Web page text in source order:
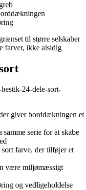
til større selskaber
farver, ikke alsidig
24-dele-sort-
giver borddækningen et
serie for at skabe
farve, der tilføjer et
være miljømæssigt
og vedligeholdelse